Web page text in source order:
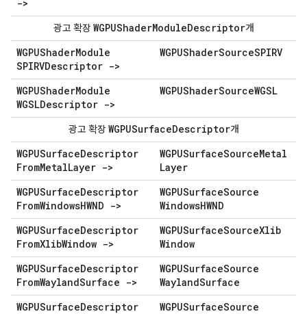
->
광고 확장 WGPUShaderModuleDescriptor개
WGPUShaderModule
SPIRVDescriptor ->
WGPUShaderSourceSPIRV
WGPUShaderModule
WGSLDescriptor ->
WGPUShaderSourceWGSL
광고 확장 WGPUSurfaceDescriptor개
WGPUSurfaceDescriptor
FromMetalLayer ->
WGPUSurfaceSourceMetal
Layer
WGPUSurfaceDescriptor
FromWindowsHWND ->
WGPUSurfaceSource
WindowsHWND
WGPUSurfaceDescriptor
FromXlibWindow ->
WGPUSurfaceSourceXlib
Window
WGPUSurfaceDescriptor
FromWaylandSurface ->
WGPUSurfaceSource
WaylandSurface
WGPUSurfaceDescriptor
WGPUSurfaceSource